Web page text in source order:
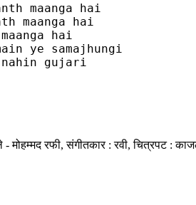
maanga hai
maanga hai
hai
ye samajhungi
gujari
- मोहम्मद रफी, संगीतकार : रवी, चित्रपट :